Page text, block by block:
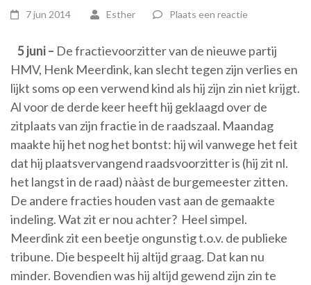
7 jun 2014 Esther Plaats een reactie
5 juni – De fractievoorzitter van de nieuwe partij
HMV, Henk Meerdink, kan slecht tegen zijn verlies en
lijkt soms op een verwend kind als hij zijn zin niet krijgt.
Al voor de derde keer heeft hij geklaagd over de
zitplaats van zijn fractie in de raadszaal. Maandag
maakte hij het nog het bontst: hij wil vanwege het feit
dat hij plaatsvervangend raadsvoorzitter is (hij zit nl.
het langst in de raad) nààst de burgemeester zitten.
De andere fracties houden vast aan de gemaakte
indeling. Wat zit er nou achter? Heel simpel.
Meerdink zit een beetje ongunstig t.o.v. de publieke
tribune. Die bespeelt hij altijd graag. Dat kan nu
minder. Bovendien was hij altijd gewend zijn zin te